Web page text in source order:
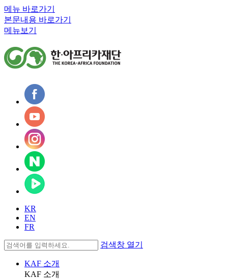
메뉴 바로가기
본문내용 바로가기
메뉴보기
KR
EN
FR
검색창 열기
KAF 소개
KAF 소개